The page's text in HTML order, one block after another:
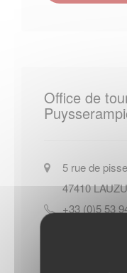
Office de
5 rue de
47410
+33 (0)5 53
Site officiel
de